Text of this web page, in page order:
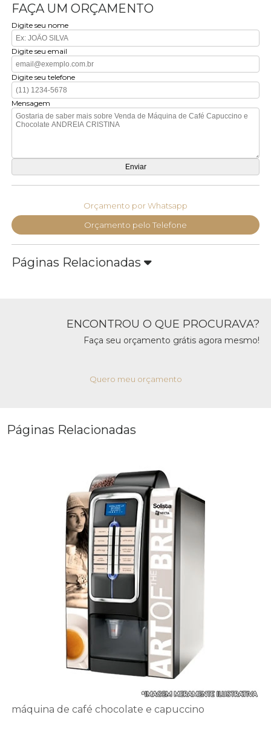
FAÇA UM ORÇAMENTO
Digite seu nome
Digite seu email
Digite seu telefone
Mensagem
Orçamento por Whatsapp
Orçamento pelo Telefone
Páginas Relacionadas
ENCONTROU O QUE PROCURAVA?
Faça seu orçamento grátis agora mesmo!
Quero meu orçamento
Páginas Relacionadas
máquina de café chocolate e capuccino